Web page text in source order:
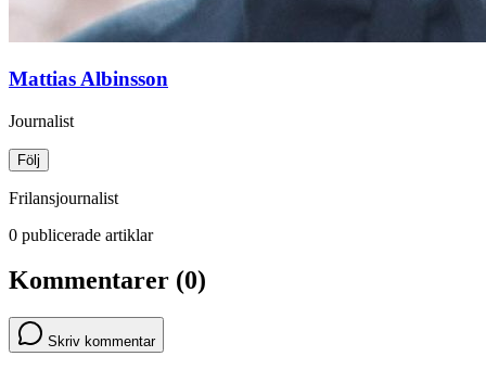
Mattias Albinsson
Journalist
Följ
Frilansjournalist
0 publicerade artiklar
Kommentarer (0)
Skriv kommentar